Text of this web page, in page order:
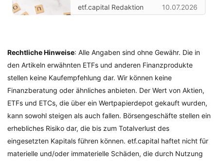
etf.capital Redaktion 10.07.2026
Rechtliche Hinweise: Alle Angaben sind ohne Gewähr. Die in
den Artikeln erwähnten ETFs und anderen Finanzprodukte
stellen keine Kaufempfehlung dar. Wir können keine
Finanzberatung oder ähnliches anbieten. Der Wert von Aktien,
ETFs und ETCs, die über ein Wertpapierdepot gekauft wurden,
kann sowohl steigen als auch fallen. Börsengeschäfte stellen ein
erhebliches Risiko dar, die bis zum Totalverlust des
eingesetzten Kapitals führen können. etf.capital haftet nicht für
materielle und/oder immaterielle Schäden, die durch Nutzung